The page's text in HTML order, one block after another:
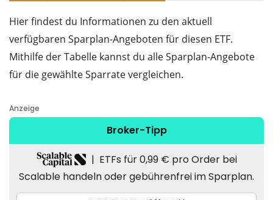
Hier findest du Informationen zu den aktuell
verfügbaren Sparplan-Angeboten für diesen ETF.
Mithilfe der Tabelle kannst du alle Sparplan-Angebote
für die gewählte Sparrate vergleichen.